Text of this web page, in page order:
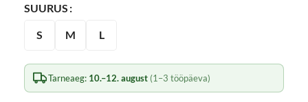
SUURUS
S M L
Tarneaeg: 10.–12. august (1–3 tööpäeva)